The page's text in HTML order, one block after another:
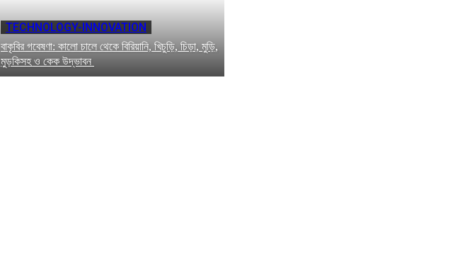
TECHNOLOGY-INNOVATION
বাকৃবির গবেষণা: কালো চালে থেকে বিরিয়ানি, খিচুড়ি, চিড়া, মুড়ি,
মুড়কিসহ ও কেক উদ্ভাবন